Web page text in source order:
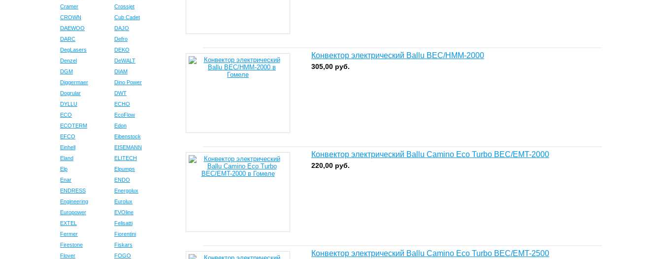
Cramer
Crossjet
CROWN
Cub Cadet
DAEWOO
DAJO
DARC
Defro
DegLasers
DEKO
Denzel
DeWALT
DGM
DIAM
Diggermaer
Dino Power
Dogrular
DWT
DYLLU
ECHO
ECO
EcoFlow
ECOTERM
Edon
EFCO
Eibenstock
Einhell
EISEMANN
Eland
ELITECH
Elp
Elpumps
Enar
ENDO
ENDRESS
Energolux
Engineering
Eurolux
Europower
EVOline
EXTEL
Felisatti
Fermer
Fiorentini
Firestone
Fiskars
Flover
FOGO
Конвектор электрический Ballu BEC/HMM-2000
305,00 руб.
Конвектор электрический Ballu Camino Eco Turbo BEC/EMT-2000
220,00 руб.
Конвектор электрический Ballu Camino Eco Turbo BEC/EMT-2500